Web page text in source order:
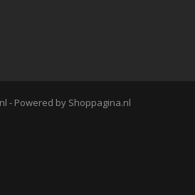
- Powered by Shoppagina.nl